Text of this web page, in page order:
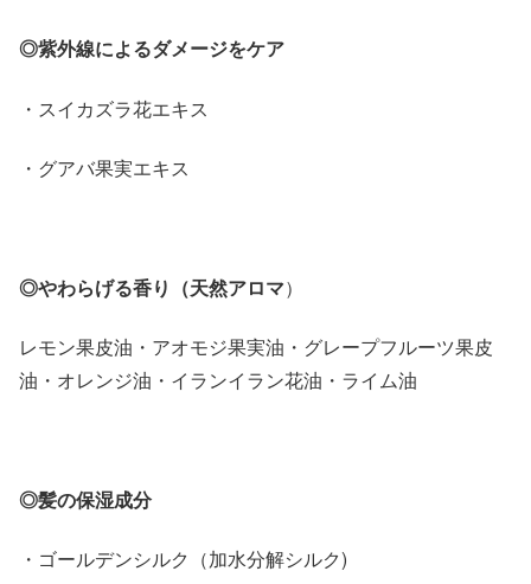
◎紫外線によるダメージをケア
・スイカズラ花エキス
・グアバ果実エキス
◎やわらげる香り（天然アロマ）
レモン果皮油・アオモジ果実油・グレープフルーツ果皮
油・オレンジ油・イランイラン花油・ライム油
◎髪の保湿成分
・ゴールデンシルク（加水分解シルク)